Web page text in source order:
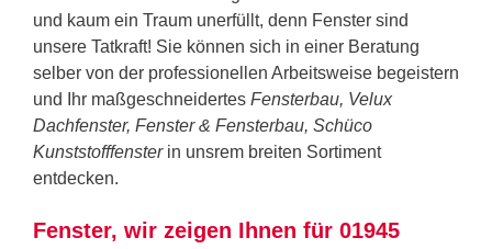
und kaum ein Traum unerfüllt, denn Fenster sind
unsere Tatkraft! Sie können sich in einer Beratung
selber von der professionellen Arbeitsweise begeistern
und Ihr maßgeschneidertes Fensterbau, Velux
Dachfenster, Fenster & Fensterbau, Schüco
Kunststofffensterin unsrem breiten Sortiment
entdecken.
Fenster, wir zeigen Ihnen für 01945